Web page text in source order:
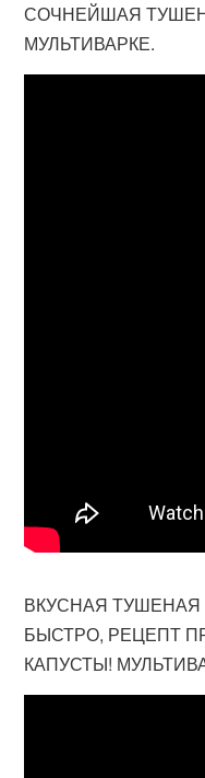
СОЧНЕЙШАЯ
МУЛЬТИВАРКЕ.
ВКУСНАЯ ТУШЕНАЯ
БЫСТРО, РЕЦЕПТ
КАПУСТЫ!